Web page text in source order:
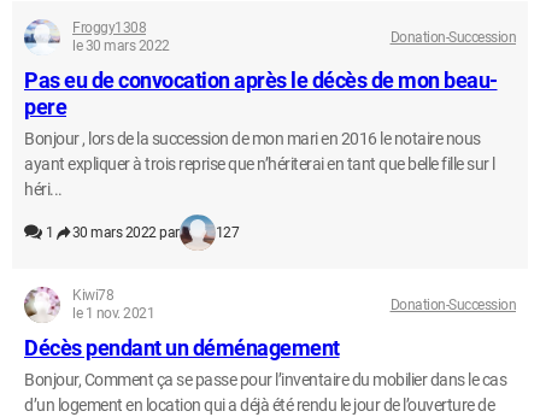
Froggy1308
le 30 mars 2022
Donation-Succession
Pas eu de convocation après le décès de mon beau-
pere
Bonjour , lors de la succession de mon mari en 2016 le notaire nous
ayant expliquer à trois reprise que n’hériterai en tant que belle fille sur l
héri...
1 30 mars 2022 par 127
Kiwi78
le 1 nov. 2021
Donation-Succession
Décès pendant un déménagement
Bonjour, Comment ça se passe pour l’inventaire du mobilier dans le cas
d’un logement en location qui a déjà été rendu le jour de l’ouverture de